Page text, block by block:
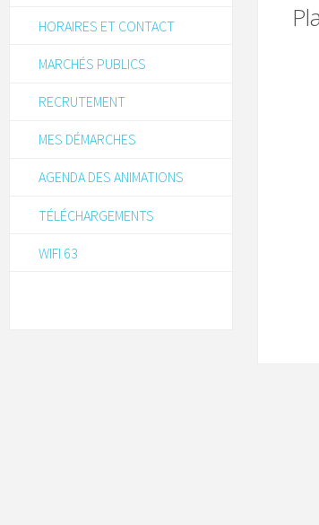
HORAIRES ET CONTACT
MARCHÉS PUBLICS
RECRUTEMENT
MES DÉMARCHES
AGENDA DES ANIMATIONS
TÉLÉCHARGEMENTS
WIFI 63